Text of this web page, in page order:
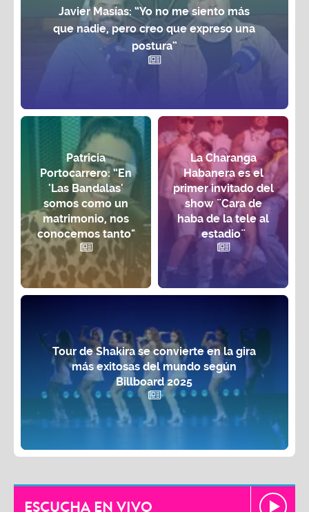
Javier Masías: “Yo no me siento más
que nadie, pero creo que expreso una
postura”
Patricia
Portocarrero: “En
'Las Bandalas'
somos como un
matrimonio, nos
conocemos tanto"
La Charanga
Habanera es el
primer invitado del
show ¨Cara de
haba de la tele al
estadio¨
Tour de Shakira se convierte en la gira
más exitosas del mundo según
Billboard 2025
ESCUCHA EN VIVO